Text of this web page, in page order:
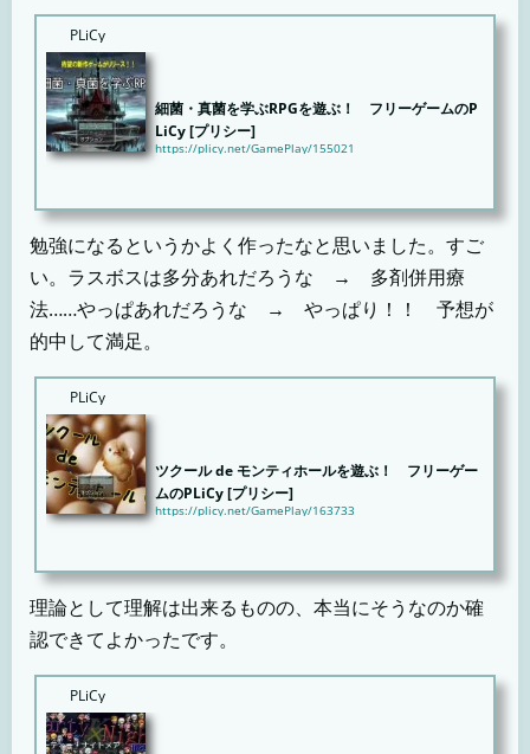
PLiCy
細菌・真菌を学ぶRPGを遊ぶ！ フリーゲームのP
LiCy [プリシー]
https://plicy.net/GamePlay/155021
しっか...
勉強になるというかよく作ったなと思いました。すご
い。ラスボスは多分あれだろうな → 多剤併用療
法……やっぱあれだろうな → やっぱり！！ 予想が
的中して満足。
PLiCy
ツクール de モンティホールを遊ぶ！ フリーゲー
ムのPLiCy [プリシー]
https://plicy.net/GamePlay/163733
何か分...
理論として理解は出来るものの、本当にそうなのか確
認できてよかったです。
PLiCy